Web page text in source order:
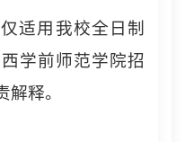
适用我校全日制
学前师范学院招
释。